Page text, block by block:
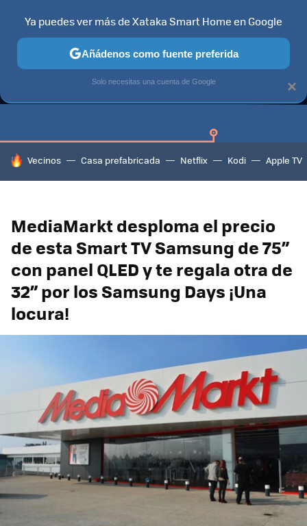
GUÍAS DE COMPRA CAZANDO GANGAS OFERTAS EN
HOY SE HABLA DE
Vecinos Casa prefabricada Netflix Kodi Apple TV
MediaMarkt desploma el precio
de esta Smart TV Samsung de 75”
con panel QLED y te regala otra de
32” por los Samsung Days ¡Una
locura!
×
Ya puedes ver más de Xataka Smart Home en Google
Añádenos como fuente preferida
Solo necesitas una cuenta de Google